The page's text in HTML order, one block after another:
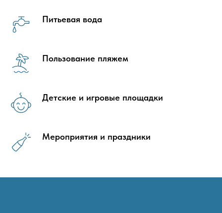
Питьевая вода
Пользование пляжем
Детские и игровые площадки
Мероприятия и праздники